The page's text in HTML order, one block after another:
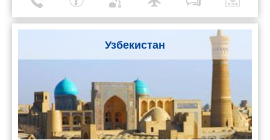
Узбекистан